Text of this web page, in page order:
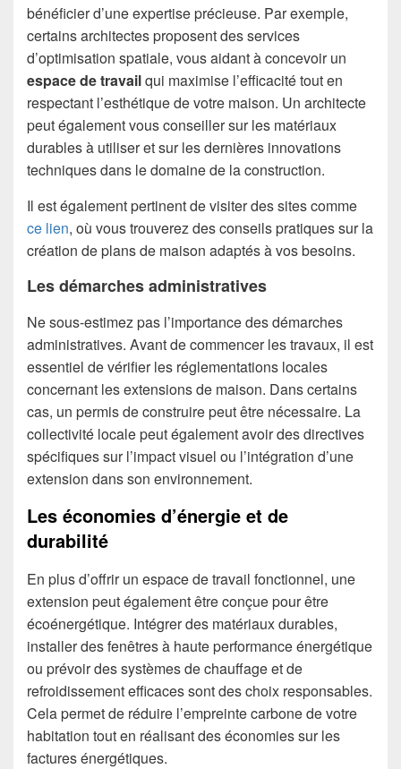
bénéficier d’une expertise précieuse. Par exemple,
certains architectes proposent des services
d’optimisation spatiale, vous aidant à concevoir un
espace de travailqui maximise l’efficacité tout en
respectant l’esthétique de votre maison. Un architecte
peut également vous conseiller sur les matériaux
durables à utiliser et sur les dernières innovations
techniques dans le domaine de la construction.
Il est également pertinent de visiter des sites comme
ce lien, où vous trouverez des conseils pratiques sur la
création de plans de maison adaptés à vos besoins.
Les démarches administratives
Ne sous-estimez pas l’importance des démarches
administratives. Avant de commencer les travaux, il est
essentiel de vérifier les réglementations locales
concernant les extensions de maison. Dans certains
cas, un permis de construire peut être nécessaire. La
collectivité locale peut également avoir des directives
spécifiques sur l’impact visuel ou l’intégration d’une
extension dans son environnement.
Les économies d’énergie et de
durabilité
En plus d’offrir un espace de travail fonctionnel, une
extension peut également être conçue pour être
écoénergétique. Intégrer des matériaux durables,
installer des fenêtres à haute performance énergétique
ou prévoir des systèmes de chauffage et de
refroidissement efficaces sont des choix responsables.
Cela permet de réduire l’empreinte carbone de votre
habitation tout en réalisant des économies sur les
factures énergétiques.